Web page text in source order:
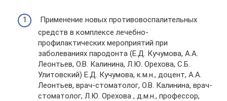
Применение новых противовоспалительных
средств в комплексе лечебно-
профилактических мероприятий при
заболеваниях пародонта (Е.Д. Кучумова, А.А.
Леонтьев, О.В. Калинина, Л.Ю. Орехова, С.Б.
Улитовский) Е.Д. Кучумова, к.м.н., доцент, А.А.
Леонтьев, врач-стоматолог, О.В. Калинина, врач-
стоматолог, Л.Ю. Орехова , д.м.н., профессор,